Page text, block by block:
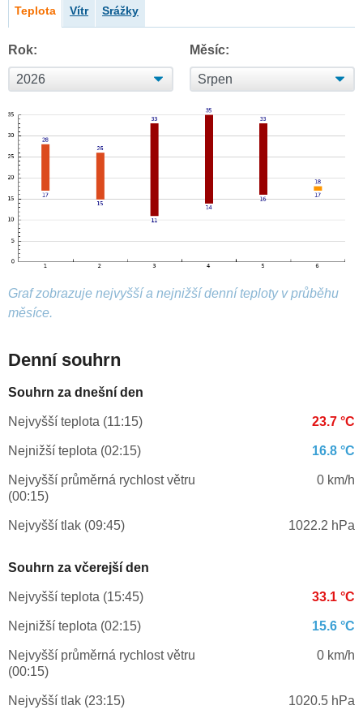
Teplota Vítr Srážky
Rok: Měsíc:
Graf zobrazuje nejvyšší a nejnižší denní teploty v průběhu
měsíce.
Denní souhrn
Souhrn za dnešní den
Nejvyšší teplota (11:15) 23.7 °C
Nejnižší teplota (02:15) 16.8 °C
Nejvyšší průměrná rychlost větru
(00:15)
0 km/h
Nejvyšší tlak (09:45) 1022.2 hPa
Souhrn za včerejší den
Nejvyšší teplota (15:45) 33.1 °C
Nejnižší teplota (02:15) 15.6 °C
Nejvyšší průměrná rychlost větru
(00:15)
0 km/h
Nejvyšší tlak (23:15) 1020.5 hPa